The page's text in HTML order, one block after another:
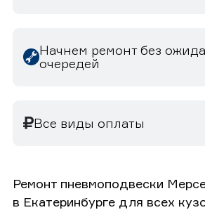
Начнем ремонт без
очередей
Все виды оплаты
Ремонт пневмоподвески
в Екатеринбурге для всех